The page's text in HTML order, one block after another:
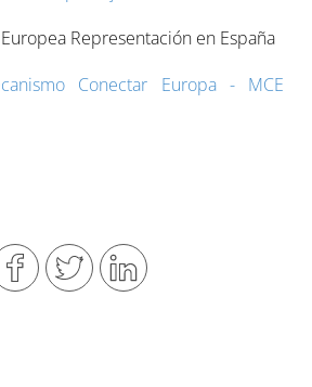
Representación en España
Conectar Europa - MCE